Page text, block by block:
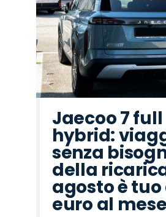
Jaecoo 7 full
hybrid:
senza
della
agosto è tuo
euro al mese